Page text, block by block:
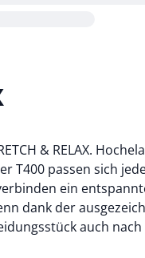
& RELAX.
T400 passen sich
ein
dank der
auch